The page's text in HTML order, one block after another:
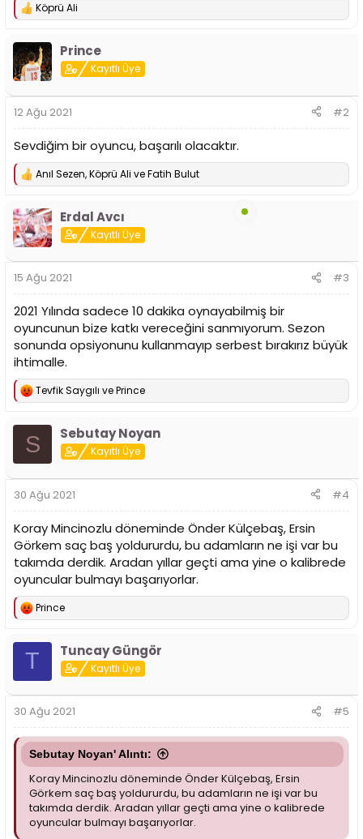
T
p
k
i
l
:
Köprü Ali
Prince
Kayıtlı Üye
12 Ağu 2021 #2
Sevdiğim bir oyuncu, başarılı olacaktır.
T
k
i
l
:
Anıl Sezen,Köprü Ali veFatih Bulut
Erdal Avcı
Kayıtlı Üye
15 Ağu 2021 #3
2021 Yılında sadece 10 dakika oynayabilmiş bir
oyuncunun bize katkı vereceğini sanmıyorum. Sezon
sonunda opsiyonunu kullanmayıp serbest bırakırız büyük
ihtimalle.
T
p
l
:
Tevfik Saygılı vePrince
S Sebutay Noyan
Kayıtlı Üye
30 Ağu 2021 #4
Koray Mincinozlu döneminde Önder Külçebaş, Ersin
Görkem saç baş yoldururdu, bu adamların ne işi var bu
takımda derdik. Aradan yıllar geçti ama yine o kalibrede
oyuncular bulmayı başarıyorlar.
T
:
Prince
T Tuncay Güngör
Kayıtlı Üye
30 Ağu 2021 #5
Sebutay Noyan' Alıntı:
Koray Mincinozlu döneminde Önder Külçebaş, Ersin
Görkem saç baş yoldururdu, bu adamların ne işi var bu
takımda derdik. Aradan yıllar geçti ama yine o kalibrede
oyuncular bulmayı başarıyorlar.